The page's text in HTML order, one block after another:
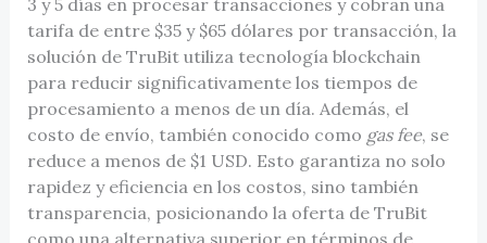
3 y 5 días en procesar transacciones y cobran una
tarifa de entre $35 y $65 dólares por transacción, la
solución de TruBit utiliza tecnología blockchain
para reducir significativamente los tiempos de
procesamiento a menos de un día. Además, el
costo de envío, también conocido como gas fee, se
reduce a menos de $1 USD. Esto garantiza no solo
rapidez y eficiencia en los costos, sino también
transparencia, posicionando la oferta de TruBit